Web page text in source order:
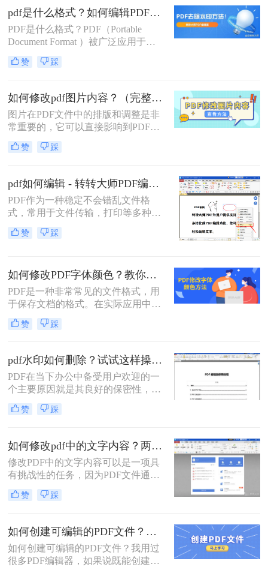
起来看看。
别是编辑权限的限制。本文将详细介
绍如何去除pdf密码保护的编辑，特别
是编辑权限的限制，以便用户能够自
由编辑和修改文件内容。
pdf是什么格式？如何编辑PDF文件
PDF是什么格式？PDF（Portable
Document Format ）被广泛应用于文
档的传递和存储，它可以在不同操作
系统和软件环境下保持文件的格式一
可移植性和保密性，因此在现代社会
中得到了广泛应用。那么，如何编辑
PDF文件呢？下面一起看看吧。
赞 踩
如何修改pdf图片内容？（完整教程版）
图片在PDF文件中的排版和调整是非
常重要的，它可以直接影响到PDF文
件的可读性和使用体验。本文将详细
介绍如何修改pdf图片内容？以便让读
赞 踩
pdf如何编辑 - 转转大师PDF编辑器使用教程
PDF作为一种稳定不会错乱文件格
式，常用于文件传输，打印等多种场
合，深受广大办公人士的好评转转大
师PDF编辑器支持PDF 文件内容编
么小编来给大家演示一下PDF编辑的
方法。
赞 踩
如何修改PDF字体颜色？教你用PDF编辑器修改字体颜色！
PDF是一种非常常见的文件格式，用
于保存文档的格式。在实际应用中，
我们经常需要对PDF进行编辑，其中
修改PDF字体颜色是一种常见的需
来修改PDF文件中的字体颜色。
赞 踩
pdf水印如何删除？试试这样操作，干净利落删除！
PDF在当下办公中备受用户欢迎的一
个主要原因就是其良好的保密性，其
中最为主要的就是加密和水印功能，
不过有些时候要进行文件使用时，可
内容的遮掩，这种时候就需要需要一
些专业的编辑工具来进行水印的去除
或是再编辑。
赞 踩
如何修改pdf中的文字内容？两种方法帮你修改！
修改PDF中的文字内容可以是一项具
有挑战性的任务，因为PDF文件通常
被设计为只读格式，以保护文件的完
整性和原始格式。然而，有一些方法
介绍如何修改pdf中的文字内容方法。
赞 踩
如何创建可编辑的PDF文件？创建PDF文件全教程版
如何创建可编辑的PDF文件？我用过
很多PDF编辑器，如果说既能创建图